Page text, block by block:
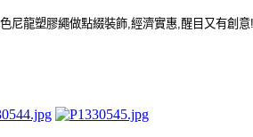
尼龍塑膠繩做點綴裝飾 經濟實惠 醒目又有創意